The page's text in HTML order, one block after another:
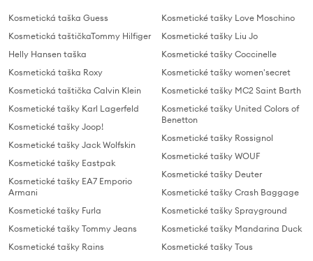
Kosmetická taška Guess
Kosmetická taštičkaTommy Hilfiger
Helly Hansen taška
Kosmetická taška Roxy
Kosmetická taštička Calvin Klein
Kosmetické tašky Karl Lagerfeld
Kosmetické tašky Joop!
Kosmetické tašky Jack Wolfskin
Kosmetické tašky Eastpak
Kosmetické tašky EA7 Emporio
Armani
Kosmetické tašky Furla
Kosmetické tašky Tommy Jeans
Kosmetické tašky Rains
Kosmetické tašky Love Moschino
Kosmetické tašky Liu Jo
Kosmetické tašky Coccinelle
Kosmetické tašky women'secret
Kosmetické tašky MC2 Saint Barth
Kosmetické tašky United Colors of
Benetton
Kosmetické tašky Rossignol
Kosmetické tašky WOUF
Kosmetické tašky Deuter
Kosmetické tašky Crash Baggage
Kosmetické tašky Sprayground
Kosmetické tašky Mandarina Duck
Kosmetické tašky Tous